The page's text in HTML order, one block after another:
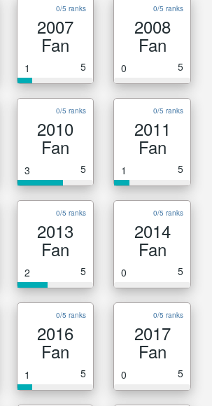
0/5 ranks
2007
Fan
1 5
0/5 ranks
2008
Fan
0 5
0/5 ranks
2010
Fan
3 5
0/5 ranks
2011
Fan
1 5
0/5 ranks
2013
Fan
2 5
0/5 ranks
2014
Fan
0 5
0/5 ranks
2016
Fan
1 5
0/5 ranks
2017
Fan
0 5